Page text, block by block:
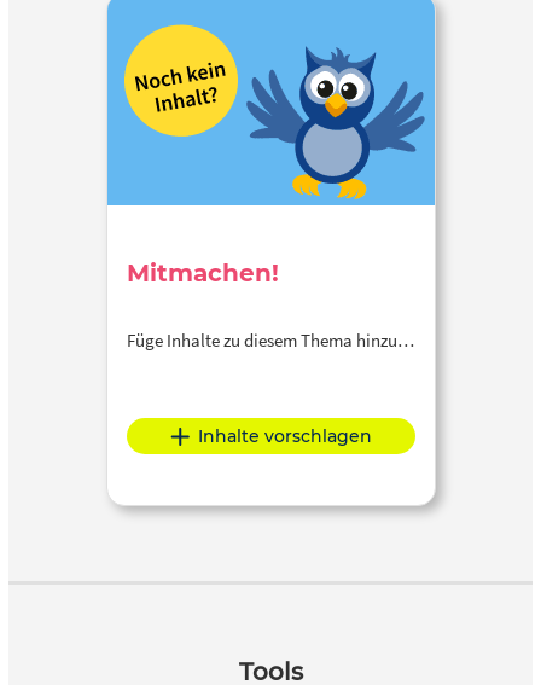
Mitmachen!
Füge Inhalte zu diesem Thema hinzu…
Inhalte vorschlagen
Tools